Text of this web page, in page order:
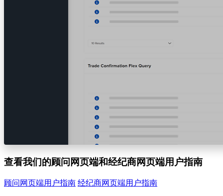
查看我们的顾问网页端和经纪商网页端用户指南
顾问网页端用户指南 经纪商网页端用户指南